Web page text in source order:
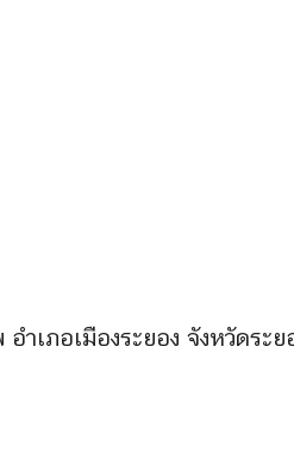
ำเภอเมืองระยอง จังหวัดระย